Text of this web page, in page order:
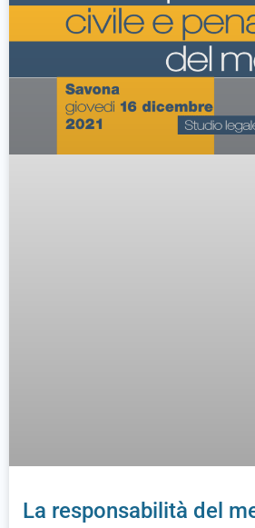
La responsabilità del